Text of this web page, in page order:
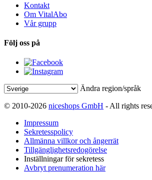
Kontakt
Om VitalAbo
Vår grupp
Följ oss på
Ändra region/språk
© 2010-2026 niceshops GmbH - All rights
Impressum
Sekretesspolicy
Allmänna villkor och ångerrät
Tillgänglighetsredogörelse
Inställningar för sekretess
Avbryt prenumeration här